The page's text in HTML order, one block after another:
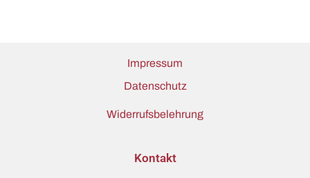
Impressum
Datenschutz
Widerrufsbelehrung
Kontakt